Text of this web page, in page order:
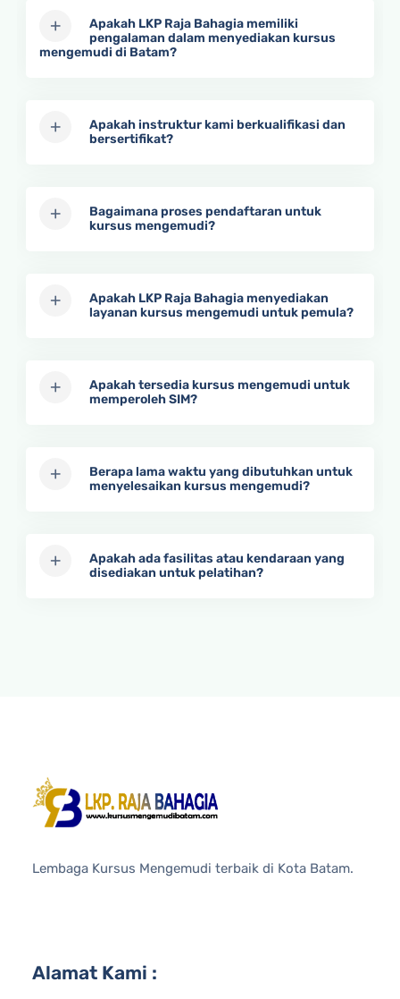
Apakah LKP Raja Bahagia memiliki
pengalaman dalam menyediakan kursus
mengemudi di Batam?
Apakah instruktur kami berkualifikasi dan
bersertifikat?
Bagaimana proses pendaftaran untuk
kursus mengemudi?
Apakah LKP Raja Bahagia menyediakan
layanan kursus mengemudi untuk pemula?
Apakah tersedia kursus mengemudi untuk
memperoleh SIM?
Berapa lama waktu yang dibutuhkan untuk
menyelesaikan kursus mengemudi?
Apakah ada fasilitas atau kendaraan yang
disediakan untuk pelatihan?
Lembaga Kursus Mengemudi terbaik di Kota Batam.
Alamat Kami :